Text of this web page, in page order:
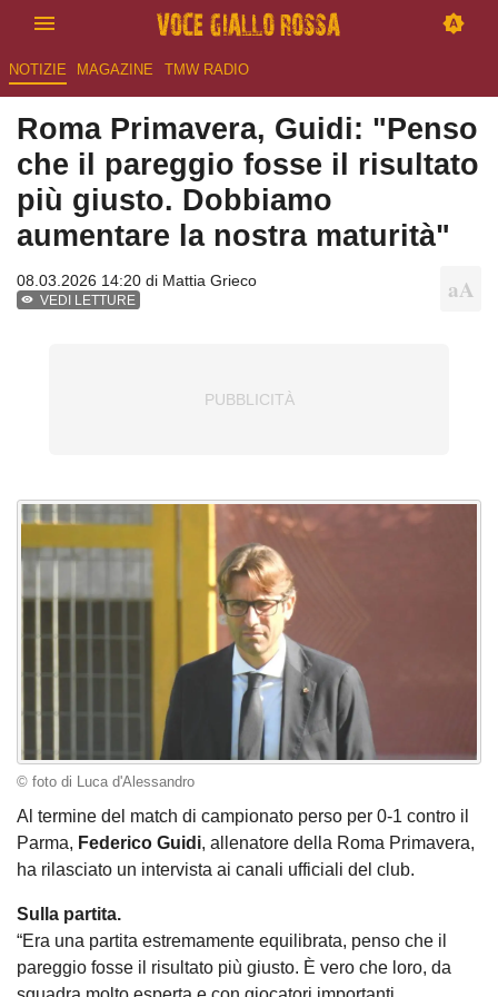
NOTIZIE MAGAZINE TMW RADIO
Roma Primavera, Guidi: "Penso
che il pareggio fosse il risultato
più giusto. Dobbiamo
aumentare la nostra maturità"
08.03.2026 14:20 di Mattia Grieco
VEDI LETTURE
© foto di Luca d'Alessandro
Al termine del match di campionato perso per 0-1 contro il
Parma, Federico Guidi, allenatore della Roma Primavera,
ha rilasciato un intervista ai canali ufficiali del club.
Sulla partita.
“Era una partita estremamente equilibrata, penso che il
pareggio fosse il risultato più giusto. È vero che loro, da